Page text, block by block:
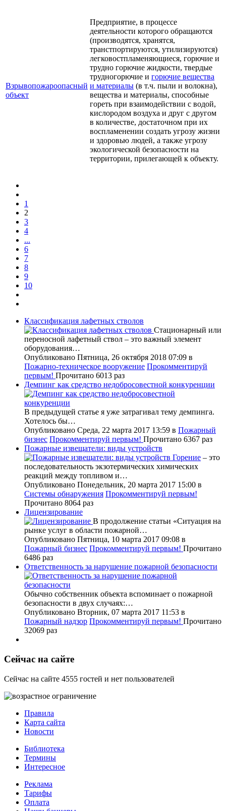
Взрывопожароопасный
объект
Предприятие, в процессе
деятельности которого обращаются
(производятся, хранятся,
транстпортируются, утилизируются)
легковостпламеняющиеся, горючие и
трудно горючие жидкости, твердые
трудногорючие и горючие вещества
и материалы (в т.ч. пыли и волокна),
вещества и материалы, способные
гореть при взаимодействии с водой,
кислородом воздуха и друг с другом
в количестве, достаточном при их
воспламенении создать угрозу жизни
и здоровью людей, а также угрозу
экологической безопасности на
территории, прилегающей к объекту.
1
2
3
4
...
6
7
8
9
10
Классификация лафетных стволов
Стационарный или
переносной лафетный ствол – это важный элемент
оборудования…
Опубликовано Пятница, 26 октября 2018 07:09 в
Пожарно-техническое вооружение Прокомментируй
первым! Прочитано 6013 раз
Демпинг как средство недобросовестной конкуренции
В предыдущей статье я уже затрагивал тему демпинга.
Хотелось бы…
Опубликовано Среда, 22 марта 2017 13:59 в Пожарный
бизнес Прокомментируй первым! Прочитано 6367 раз
Пожарные извещатели: виды устройств
Горение – это
последовательность экзотермических химических
реакций между топливом и…
Опубликовано Понедельник, 20 марта 2017 15:00 в
Системы обнаружения Прокомментируй первым!
Прочитано 8064 раз
Лицензирование
В продолжение статьи «Ситуация на
рынке услуг в области пожарной…
Опубликовано Пятница, 10 марта 2017 09:08 в
Пожарный бизнес Прокомментируй первым! Прочитано
6486 раз
Ответственность за нарушение пожарной безопасности
Обычно собственник объекта вспоминает о пожарной
безопасности в двух случаях:…
Опубликовано Вторник, 07 марта 2017 11:53 в
Пожарный надзор Прокомментируй первым! Прочитано
32069 раз
Сейчас на сайте
Сейчас на сайте 4555 гостей и нет пользователей
Правила
Карта сайта
Новости
Библиотека
Термины
Интересное
Реклама
Тарифы
Оплата